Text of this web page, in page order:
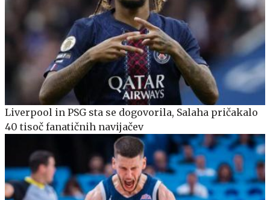
Liverpool in PSG sta se dogovorila, Salaha pričakalo
40 tisoč fanatičnih navijačev